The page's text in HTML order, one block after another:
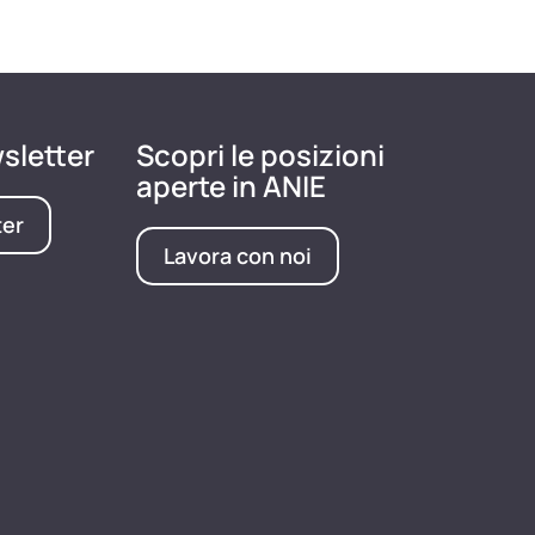
Scopri le posizioni
aperte in ANIE
Lavora con noi